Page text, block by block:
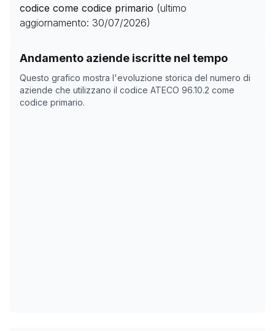
codice come codice primario (ultimo
aggiornamento: 30/07/2026)
Andamento aziende iscritte nel tempo
Questo grafico mostra l'evoluzione storica del numero di
aziende che utilizzano il codice ATECO 96.10.2 come
codice primario.
Storico numero di aziende con codice ATECO
Data rilevazione
14/04/2025
0
08/11/2025